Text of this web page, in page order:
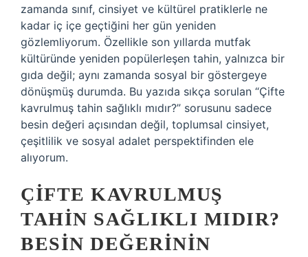
zamanda sınıf, cinsiyet ve kültürel pratiklerle ne
kadar iç içe geçtiğini her gün yeniden
gözlemliyorum. Özellikle son yıllarda mutfak
kültüründe yeniden popülerleşen tahin, yalnızca bir
gıda değil; aynı zamanda sosyal bir göstergeye
dönüşmüş durumda. Bu yazıda sıkça sorulan “Çifte
kavrulmuş tahin sağlıklı mıdır?” sorusunu sadece
besin değeri açısından değil, toplumsal cinsiyet,
çeşitlilik ve sosyal adalet perspektifinden ele
alıyorum.
ÇIFTE KAVRULMUŞ
TAHIN SAĞLIKLI MIDIR?
BESIN DEĞERININ